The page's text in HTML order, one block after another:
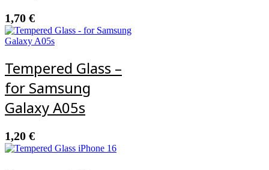
1,70 €
Tempered Glass –
for Samsung
Galaxy A05s
1,20 €